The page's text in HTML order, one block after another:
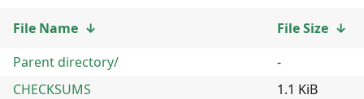
File Name ↓ File Size ↓
Parent directory/
-
CHECKSUMS
1.1 KiB